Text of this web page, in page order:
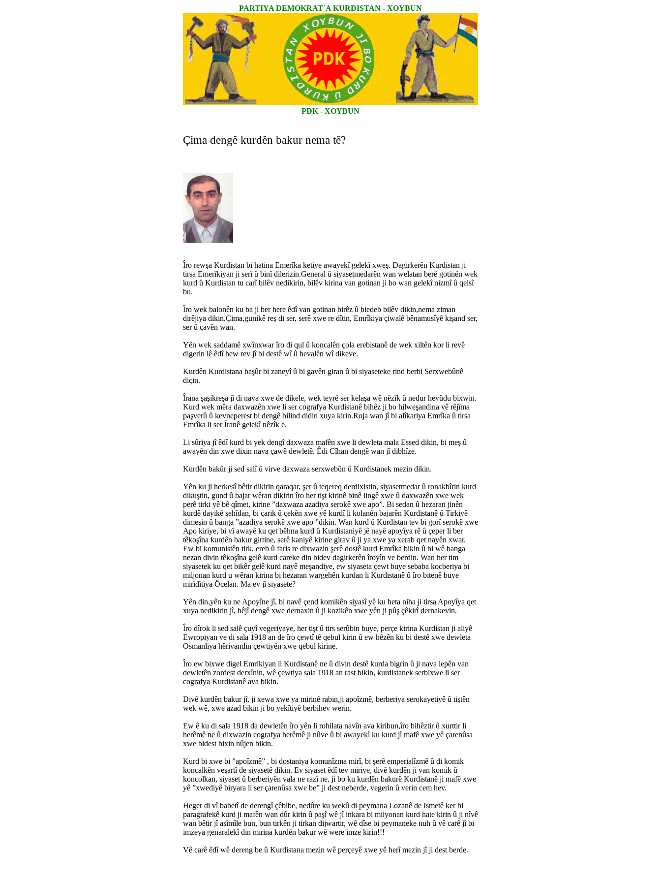
PARTIYA DEMOKRAT´A KURDISTAN - XOYBUN
PDK - XOYBUN
Çima dengê kurdên bakur nema tê?
Îro rewşa Kurdistan bi hatina Emerîka ketiye awayekî gelekî xweş. Dagirkerên Kurdistan ji
tirsa Emerîkiyan ji serî û binî dilerizin.General û siyasetmedarên wan welatan berê gotinên wek
kurd û Kurdistan tu carî bilêv nedikirin, bilêv kirina van gotinan ji bo wan gelekî nizmî û qelsî
bu.
Îro wek balonên ku ba ji ber here êdî van gotinan birêz û biedeb bilêv dikin,nema ziman
dirêjiya dikin.Çima,gunikê reş di ser, serê xwe re dîtin, Emrîkiya çiwalê bênamusîyê kişand ser,
ser û çavên wan.
Yên wek saddamê xwînxwar îro di qul û koncalên çola erebistanê de wek xiltên kor li revê
digerin lê êdî hew rev jî bi destê wî û hevalên wî dikeve.
Kurdên Kurdistana başûr bi zaneyî û bi gavên giran û bi siyaseteke rind berbi Serxwebûnê
diçin.
Îrana şaşikreşa jî di nava xwe de dikele, wek teyrê ser kelaşa wê nêzîk û nedur hevûdu bixwin.
Kurd wek mêra daxwazên xwe li ser cografya Kurdistanê bihêz ji bo hilweşandina vê rêjîma
paşverû û kevneperest bi dengê bilind didin xuya kirin.Roja wan jî bi alîkariya Emrîka û tirsa
Emrîka li ser Îranê gelekî nêzîk e.
Li sûriya jî êdî kurd bi yek dengî daxwaza mafên xwe li dewleta mala Essed dikin, bi meş û
awayên din xwe dixin nava çawê dewletê. Êdi Cîhan dengê wan jî dibhîze.
Kurdên bakûr ji sed salî û virve daxwaza serxwebûn û Kurdistanek mezin dikin.
Yên ku ji herkesî bêtir dikirin qaraqar, şer û teqereq derdixistin, siyasetmedar û ronakbîrin kurd
dikuştin, gund û bajar wêran dikirin îro her tişt kirinê binê lingê xwe û daxwazên xwe wek
perê tirki yê bê qîmet, kirine ”daxwaza azadiya serokê xwe apo”. Bi sedan û hezaran jinên
kurdê dayikê şehîdan, bi çarik û çekên xwe yê kurdî li kolanên bajarên Kurdistanê û Tirkiyê
dimeşin û banga ”azadiya serokê xwe apo ”dikin. Wan kurd û Kurdistan tev bi gorî serokê xwe
Apo kiriye, bi vî awayê ku qet bêhna kurd û Kurdistaniyê jê nayê apoyîya rê û çeper li ber
têkoşîna kurdên bakur girtine, serê kaniyê kirine girav û ji ya xwe ya xerab qet nayên xwar.
Ew bi komunistên tirk, ereb û faris re dixwazin şerê dostê kurd Emrîka bikin û bi wê banga
nezan divin têkoşîna gelê kurd careke din bidev dagirkerên îroyîn ve berdin. Wan her tim
siyasetek ku qet bikêr gelê kurd nayê meşandiye, ew siyaseta çewt buye sebaba kocberiya bi
miljonan kurd u wêran kirina bi hezaran wargehên kurdan li Kurdistanê û îro bitenê buye
mirîdîtiya Öcelan. Ma ev jî siyasete?
Yên din,yên ku ne Apoyîne jî, bi navê çend komikên siyasî yê ku heta niha ji tirsa Apoyîya qet
xuya nedikirin jî, hêjî dengê xwe dernaxin û ji kozikên xwe yên ji pûş çêkirî dernakevin.
Îro dîrok li sed salê çuyî vegeriyaye, her tişt û tirs serûbin buye, perçe kirina Kurdistan ji aliyê
Ewropiyan ve di sala 1918 an de îro çewtî tê qebul kirin û ew hêzên ku bi destê xwe dewleta
Osmanliya hêrivandin çewtiyên xwe qebul kirine.
Îro ew bixwe digel Emrikiyan li Kurdistanê ne û divin destê kurda bigrin û ji nava lepên van
dewletên zordest derxînin, wê çewtiya sala 1918 an rast bikin, kurdistanek serbixwe li ser
cografya Kurdistanê ava bikin.
Divê kurdên bakur jî, ji xewa xwe ya mirinê rabin,ji apoîzmê, berberiya serokayetiyê û tiştên
wek wê, xwe azad bikin ji bo yekîtiyê berbihev werin.
Ew ê ku di sala 1918 da dewletên îro yên li rohilata navîn ava kiribun,îro bihêztir û xurttir li
herêmê ne û dixwazin cografya herêmê ji nûve û bi awayekî ku kurd jî mafê xwe yê çarenûsa
xwe bidest bixin nûjen bikin.
Kurd bi xwe bi ”apoîzmê” , bi dostaniya komunîzma mirî, bi şerê emperialîzmê û di komik
koncalkên veşartî de siyasetê dikin. Ev siyaset êdî tev miriye, divê kurdên ji van komik û
koncolkan, siyaset û berberiyên vala ne razî ne, ji bo ku kurdên bakurê Kurdistanê ji mafê xwe
yê ”xwediyê biryara li ser çarenûsa xwe be” ji dest neberde, vegerin û verin cem hev.
Heger di vî babetî de derengî çêbibe, nedûre ku wekû di peymana Lozanê de Ismetê ker bi
paragrafekê kurd ji mafên wan dûr kirin û paşî wê jî inkara bi milyonan kurd hate kirin û ji nîvê
wan bêtir jî asîmîle bun, bun tirkên ji tirkan dijwartir, wê dîse bi peymaneke nuh û vê carê jî bi
imzeya genaralekî din mirina kurdên bakur wê were imze kirin!!!
Vê carê êdî wê dereng be û Kurdistana mezin wê perçeyê xwe yê herî mezin jî ji dest berde.